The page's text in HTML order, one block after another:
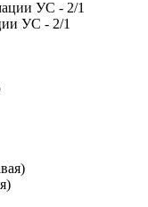
УС - 2/1